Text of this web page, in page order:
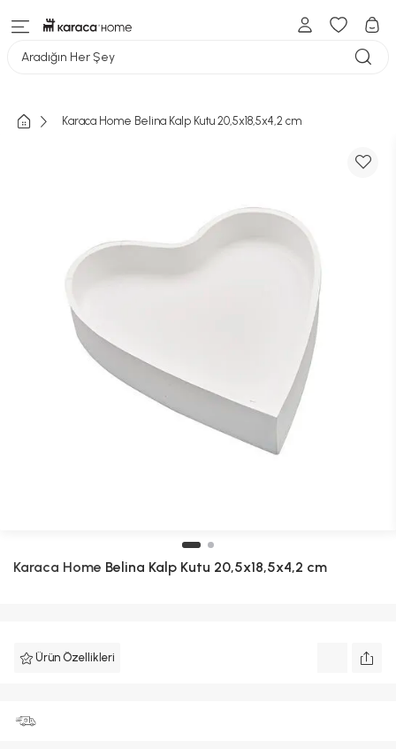
Aradığın Her Şey
Karaca Home Belina Kalp Kutu 20,5x18,5x4,2 cm
Karaca Home Belina Kalp Kutu 20,5x18,5x4,2 cm
Ürün Özellikleri